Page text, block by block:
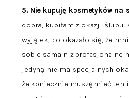
5. Nie kupuję kosmetyków na
dobra, kupiłam z okazji ślubu.
wyjątek, bo okazało się, że
sobie sama niż profesjonalne
jedyną nie ma specjalnych
że koniecznie muszę mieć ten